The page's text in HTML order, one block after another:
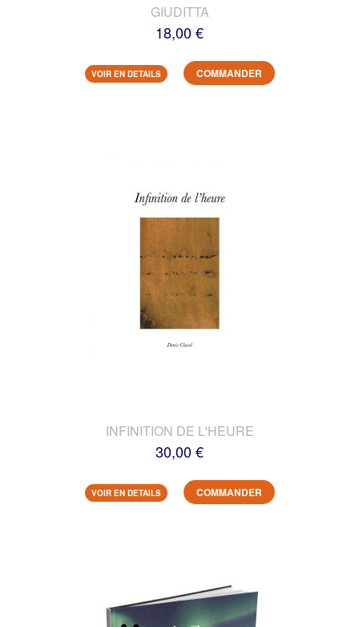
GIUDITTA
18,00 €
VOIR EN DETAILS COMMANDER
INFINITION DE L'HEURE
30,00 €
VOIR EN DETAILS COMMANDER